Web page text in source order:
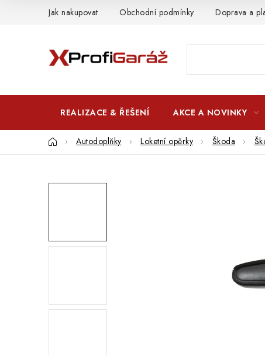
Jak nakupovat Obchodní podmínky Doprava a
REALIZACE & ŘEŠENÍ AKCE A NOVINKY
DomůAutodoplňky Loketní opěrky Škoda